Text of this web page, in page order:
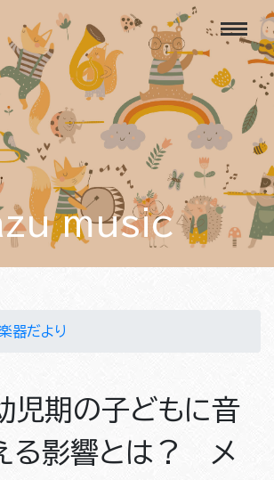
music
器だより
幼児期の子どもに音
る影響とは？ メ